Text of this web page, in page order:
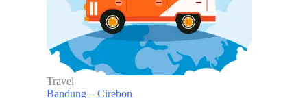
Travel
Bandung – Cirebon